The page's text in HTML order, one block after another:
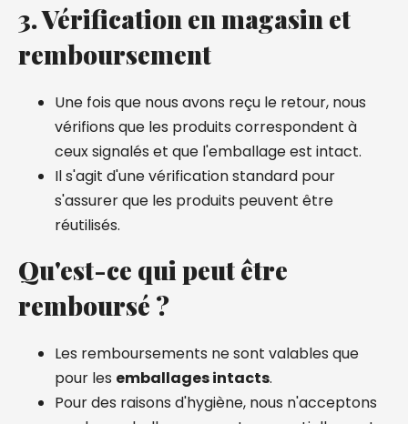
3. Vérification en magasin et
remboursement
Une fois que nous avons reçu le retour, nous
vérifions que les produits correspondent à
ceux signalés et que l'emballage est intact.
Il s'agit d'une vérification standard pour
s'assurer que les produits peuvent être
réutilisés.
Qu'est-ce qui peut être
remboursé ?
Les remboursements ne sont valables que
pour les emballages intacts.
Pour des raisons d'hygiène, nous n'acceptons